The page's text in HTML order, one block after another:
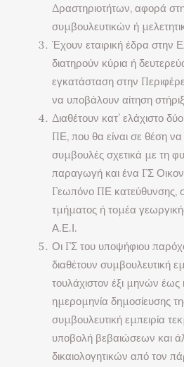
Δραστηριοτήτων, αφορά
συμβουλευτικών ή
Έχουν εταιρική έδρα στην
διατηρούν κύρια ή
εγκατάσταση στην
να υποβάλουν αίτηση
Διαθέτουν κατ’ ελάχιστο
ΠΕ, που θα είναι σε θέση
συμβουλές σχετικά με τη
παραγωγή και ένα ΓΣ
Γεωπόνο ΠΕ κατεύθυνσης,
τμήματος ή τομέα
Α.Ε.Ι.
Οι ΓΣ του υποψήφιου
διαθέτουν συμβουλευτική
τουλάχιστον έξι μηνών έως
ημερομηνία δημοσίευσης
συμβουλευτική εμπειρία
υποβολή βεβαιώσεων και
δικαιολογητικών από τον